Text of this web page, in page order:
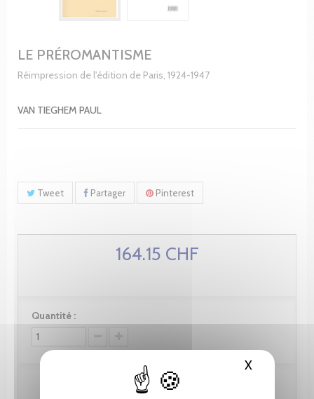
XMasquer
LE PRÉROMANTISME
Réimpression de l'édition de Paris, 1924-1947
VAN TIEGHEM PAUL
Tweet Partager Pinterest
164.15 CHF
Quantité :
Ajouter au panier